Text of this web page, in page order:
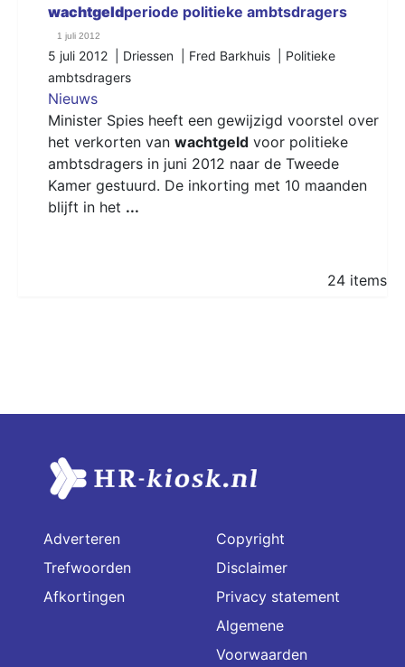
wachtgeldperiode politieke ambtsdragers
1 juli 2012
5 juli 2012 | Driessen | Fred Barkhuis | Politieke
ambtsdragers
Nieuws
Minister Spies heeft een gewijzigd voorstel over
het verkorten van wachtgeld voor politieke
ambtsdragers in juni 2012 naar de Tweede
Kamer gestuurd. De inkorting met 10 maanden
blijft in het ...
24 items
Adverteren
Trefwoorden
Afkortingen
Copyright
Disclaimer
Privacy statement
Algemene
Voorwaarden